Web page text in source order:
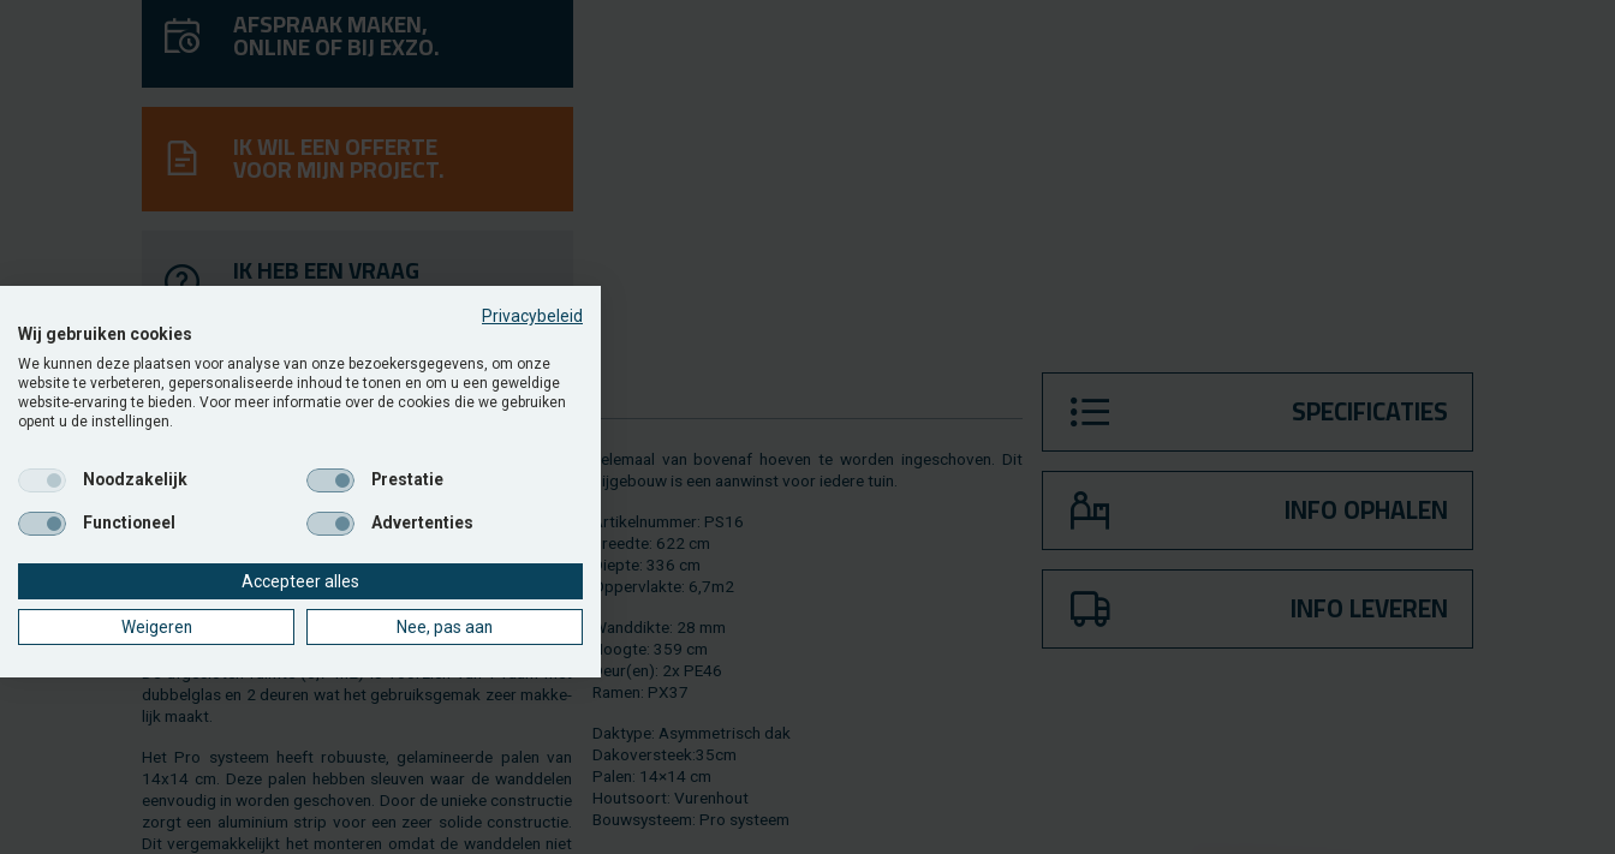
AFSPRAAK MAKEN,
ONLINE OF BIJ EXZO.
IK WIL EEN OFFERTE
VOOR MIJN PROJECT.
IK HEB EEN VRAAG
VOOR JULLIE.
MEER WETEN?
ging? Met dit lan­de­lij­ke bij­ge­bouw met ber­ging en ruime
brui­ken als re­lax­ruim­te met een bui­ten­bar of als bui­ten­keu­
zier.
Dit pool­hou­se (622 x 336 cm) met asym­me­trisch dak is uit­
ge­voerd in het unie­ke Pro-sys­teem, daar­bij wor­den de 28
mm wand­de­len in de ro­buus­te 14x14 cm palen ge­scho­ven.
dub­bel­glas en 2 deu­ren wat het ge­bruiks­ge­mak zeer mak­ke­
lijk maakt.
Het Pro sys­teem heeft ro­buus­te, ge­la­mi­neer­de palen van
14x14 cm. Deze palen heb­ben sleu­ven waar de wand­de­len
een­vou­dig in wor­den ge­scho­ven. Door de unie­ke con­struc­tie
zorgt een alu­mi­ni­um strip voor een zeer so­li­de con­struc­tie.
Dit ver­ge­mak­ke­lijkt het mon­te­ren omdat de wand­de­len niet
he­le­maal van bo­ven­af hoe­ven te wor­den in­ge­scho­ven. Dit
bij­ge­bouw is een aan­winst voor ie­de­re tuin.
Ar­ti­kel­num­mer: PS16
Breed­te: 622 cm
Diep­te: 336 cm
Op­per­vlak­te: 6,7m2
Wand­dik­te: 28 mm
Hoog­te: 359 cm
Deur(en): 2x PE46
Ramen: PX37
Dak­ty­pe: Asym­me­trisch dak
Dak­over­steek:35cm
Palen: 14×14 cm
Hout­soort: Vu­ren­hout
Bouw­sys­teem: Pro sys­teem
SPECIFICATIES
INFO OPHALEN
INFO LEVEREN
Privacybeleid
Wij gebruiken cookies
We kunnen deze plaatsen voor analyse van onze bezoekersgegevens, om onze
website te verbeteren, gepersonaliseerde inhoud te tonen en om u een geweldige
website-ervaring te bieden. Voor meer informatie over de cookies die we gebruiken
opent u de instellingen.
Noodzakelijk Prestatie
Functioneel Advertenties
Accepteer alles
Weigeren Nee, pas aan